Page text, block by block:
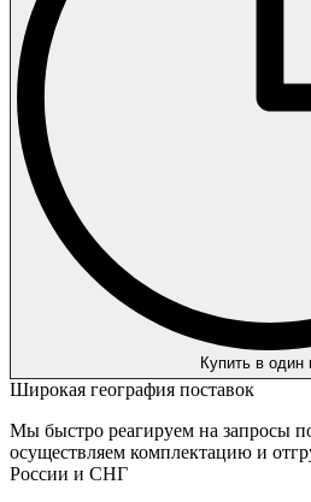
Купить в один
Широкая география поставок
Мы быстро реагируем на запросы
осуществляем комплектацию и
России и СНГ